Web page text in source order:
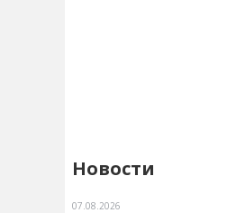
Новости
07.08.2026